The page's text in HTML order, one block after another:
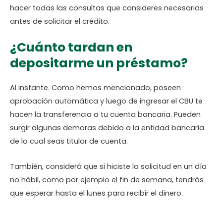
hacer todas las consultas que consideres necesarias
antes de solicitar el crédito.
¿Cuánto tardan en
depositarme un préstamo?
Al instante. Como hemos mencionado, poseen
aprobación automática y luego de ingresar el CBU te
hacen la transferencia a tu cuenta bancaria. Pueden
surgir algunas demoras debido a la entidad bancaria
de la cual seas titular de cuenta.
También, considerá que si hiciste la solicitud en un día
no hábil, como por ejemplo el fin de semana, tendrás
que esperar hasta el lunes para recibir el dinero.